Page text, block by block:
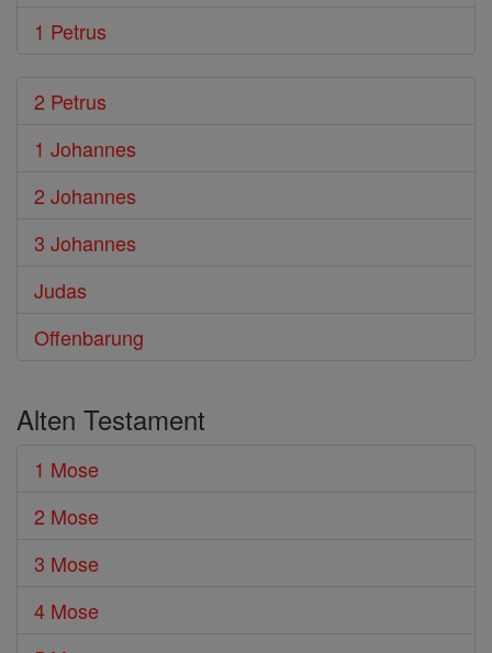
1 Petrus
2 Petrus
1 Johannes
2 Johannes
3 Johannes
Judas
Offenbarung
Alten Testament
1 Mose
2 Mose
3 Mose
4 Mose